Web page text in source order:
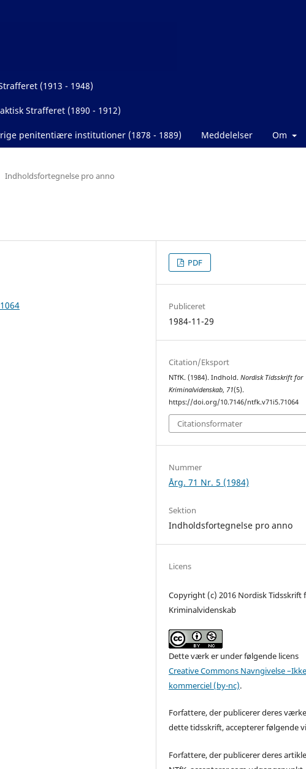
(1913 - 1948)
Strafferet (1890 - 1912)
penitentiære institutioner (1878 - 1889) Meddelelser Om
Indholdsfortegnelse pro anno
PDF
Publiceret
1984-11-29
Citation/Eksport
NTfK. (1984). Indhold.Nordisk Tidsskrift for
Kriminalvidenskab, 71(5).
https://doi.org/10.7146/ntfk.v71i5.71064
Citationsformater
Nummer
Årg. 71 Nr. 5 (1984)
Sektion
Indholdsfortegnelse pro anno
Licens
Copyright (c) 2016 Nordisk Tidsskrift
Kriminalvidenskab
Dette værk er under følgende licens
Creative Commons Navngivelse
kommerciel (by-nc).
Forfattere, der publicerer deres
dette tidsskrift, accepterer følgende
Forfattere, der publicerer deres